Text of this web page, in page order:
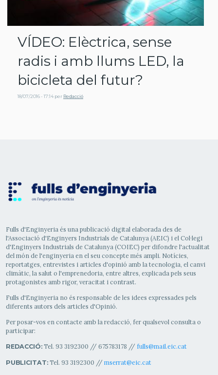
VÍDEO: Elèctrica, sense
radis i amb llums LED, la
bicicleta del futur?
18/07/2016 - 17:14 per Redacció
Fulls d'Enginyeria és una publicació digital elaborada des de
l'Associació d'Enginyers Industrials de Catalunya (AEIC) i el Col·legi
d'Enginyers Industrials de Catalunya (COIEC) per difondre l'actualitat
del món de l'enginyeria en el seu concepte més ampli. Notícies,
reportatges, entrevistes i articles d'opinió amb la tecnologia, el canvi
climàtic, la salut o l'emprenedoria, entre altres, explicada pels seus
protagonistes amb rigor, veracitat i contrast.
Fulls d'Enginyeria no és responsable de les idees expressades pels
diferents autors dels articles d'Opinió.
Per posar-vos en contacte amb la redacció, fer qualsevol consulta o
participar:
REDACCIÓ:Tel. 93 3192300 // 675783178 // fulls@mail.eic.cat
PUBLICITAT:Tel. 93 3192300 // mserrat@eic.cat